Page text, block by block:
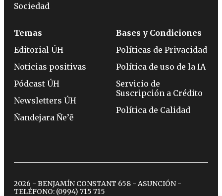
Sociedad
Temas
Editorial ÚH
Noticias positivas
Pódcast ÚH
Newsletters ÚH
Ñandejara Ñe’ẽ
Bases y Condiciones
Políticas de Privacidad
Política de uso de la IA
Servicio de
Suscripción a Crédito
Política de Calidad
2026 - BENJAMÍN CONSTANT 658 - ASUNCIÓN -
TELÉFONO: (0994) 715 715